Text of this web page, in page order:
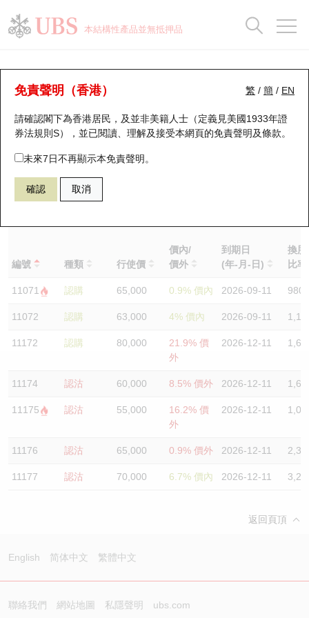
本結構性產品並無抵押品
繁 / 簡 / EN
免責聲明（香港）
請確認閣下為香港居民，及並非美籍人士（定義見美國1933年證
券法規則S），並已閱讀、理解及接受本網頁的免責聲明及條款。
未來7日不再顯示本免責聲明。
確認 取消
正股分析儀
N225 日經平均指數
(N225) 日經平均指數
相關認股證
編號 種類 行使價
價內/
價外
到期日
(年-月-日)
換股
比率
11071 認購 65,000 0.9% 價內 2026-09-11 980
11072 認購 63,000 4% 價內 2026-09-11
11172 認購 80,000
21.9% 價
外
2026-12-11
11174 認沽 60,000 8.5% 價外 2026-12-11
11175 認沽 55,000
16.2% 價
外
2026-12-11
11176 認沽 65,000 0.9% 價外 2026-12-11
11177 認沽 70,000 6.7% 價內 2026-12-11
返回頁頂
English 简体中文 繁體中文
聯絡我們 網站地圖 私隱聲明 ubs.com
瑞銀認股證一覽
新發行瑞銀認股證
即將到期認股證
認股證到期結算價查詢
認股證分析儀
認股證速算機
引伸波幅比較圖
街貨統計
比較
牛熊全景快搜
牛熊證搜尋
牛熊證街貨分佈圖
正股牛熊證列表
新發行瑞銀牛熊證
已收回牛熊證剩餘價值
即將到期牛熊證
街貨統計
比較
十大升幅/跌幅
十大認股證成交分佈
十天股證佔大市成交
資金流
街貨統計
三十大平均引伸波幅
正股分析儀
二十大活躍股份
恒指成份股
國指成份股
科指成份股
相關資產沽空
業績及經濟日曆
持股比重
顯示所有持股比重
每月輪證大市專題
輪證專欄
講座及教育短片
認股證投資者教育
牛熊證投資者教育
認股證牛熊證常問問題